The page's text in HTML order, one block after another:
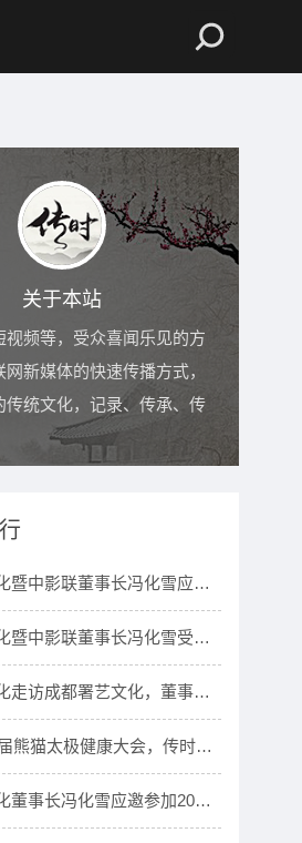
关于本站
视频等，受众喜闻乐见的方
新媒体的快速传播方式，
传统文化，记录、传承、传
传时文化暨中影联董事长冯化雪应邀出席
传时文化暨中影联董事长冯化雪受邀参加
传时文化走访成都署艺文化，董事长冯化
2019首届熊猫太极健康大会，传时文化参与
传时文化董事长冯化雪应邀参加2019私募投